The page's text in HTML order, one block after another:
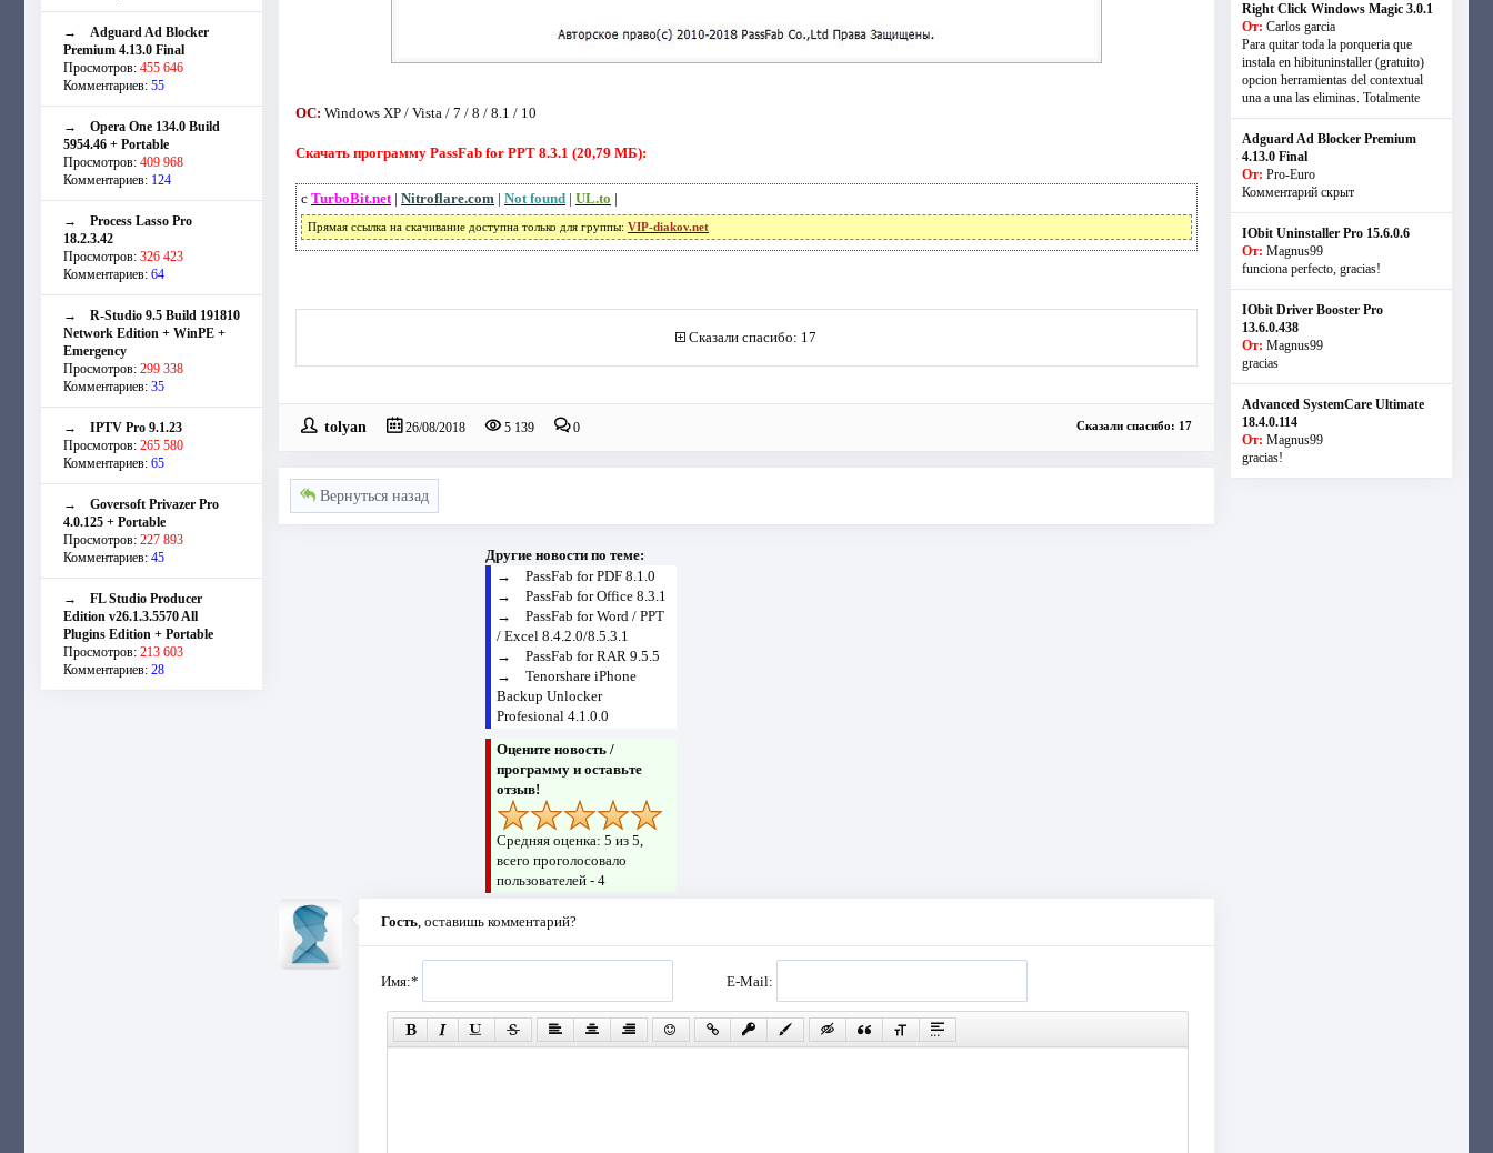
→ Adguard Ad Blocker
Premium 4.13.0 Final
Просмотров: 455 646
Комментариев: 55
→ Opera One 134.0 Build
5954.46 + Portable
Просмотров: 409 968
Комментариев: 124
→ Process Lasso Pro
18.2.3.42
Просмотров: 326 423
Комментариев: 64
→ R-Studio 9.5 Build 191810
Network Edition + WinPE +
Emergency
Просмотров: 299 338
Комментариев: 35
→ IPTV Pro 9.1.23
Просмотров: 265 580
Комментариев: 65
→ Goversoft Privazer Pro
4.0.125 + Portable
Просмотров: 227 893
Комментариев: 45
→ FL Studio Producer
Edition v26.1.3.5570 All
Plugins Edition + Portable
Просмотров: 213 603
Комментариев: 28
ОС: Windows XP / Vista / 7 / 8 / 8.1 / 10
Скачать программу PassFab for PPT 8.3.1 (20,79 МБ):
с TurboBit.net| Nitroflare.com | Not found| UL.to |
Прямая ссылка на скачивание доступна только для группы: VIP-diakov.net
Сказали спасибо: 17
tolyan 26/08/2018 5 139 0 Сказали спасибо: 17
Вернуться назад
Другие новости по теме:
→ PassFab for PDF 8.1.0
→ PassFab for Office 8.3.1
→ PassFab for Word / PPT
/ Excel 8.4.2.0/8.5.3.1
→ PassFab for RAR 9.5.5
→ Tenorshare iPhone
Backup Unlocker
Profesional 4.1.0.0
Оцените новость /
программу и оставьте
отзыв!
Средняя оценка: 5 из 5,
всего проголосовало
пользователей - 4
Гость, оставишь комментарий?
Имя:* E-Mail:
Right Click Windows Magic 3.0.1
От: Carlos garcia
Para quitar toda la porqueria que
instala en hibituninstaller (gratuito)
opcion herramientas del contextual
una a una las eliminas. Totalmente
Adguard Ad Blocker Premium
4.13.0 Final
От: Pro-Euro
Комментарий скрыт
IObit Uninstaller Pro 15.6.0.6
От: Magnus99
funciona perfecto, gracias!
IObit Driver Booster Pro
13.6.0.438
От: Magnus99
gracias
Advanced SystemCare Ultimate
18.4.0.114
От: Magnus99
gracias!